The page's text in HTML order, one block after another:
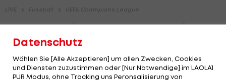
Datenschutz
Wählen Sie [Alle Akzeptieren] um allen Zwecken, Cookies
und Diensten zuzustimmen oder [Nur Notwendige] im LAOLA1
PUR Modus, ohne Tracking uns Peronsalisierung von